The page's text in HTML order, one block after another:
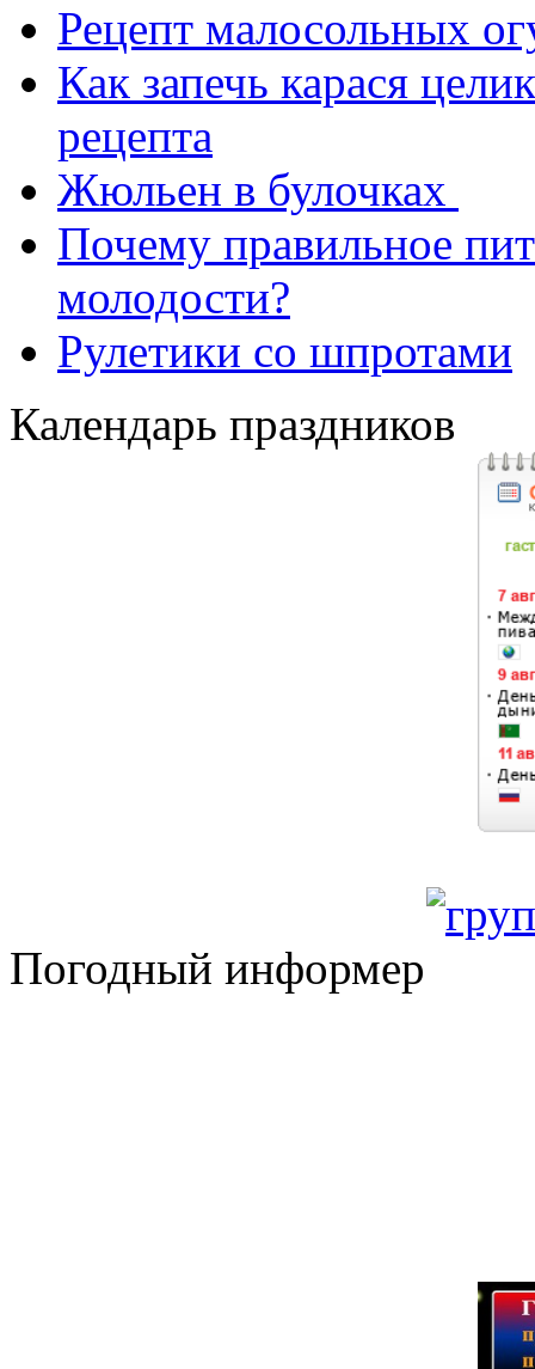
Рецепт малосольных
Как запечь карася
рецепта
Жюльен в булочках
Почему правильное
молодости?
Рулетики со шпротами
Календарь праздников
Погодный информер